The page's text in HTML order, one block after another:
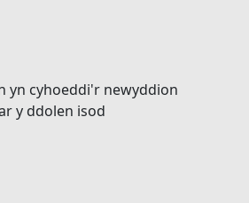
yn cyhoeddi'r newyddion
y ddolen isod